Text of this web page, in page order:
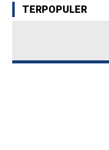
TERPOPULER